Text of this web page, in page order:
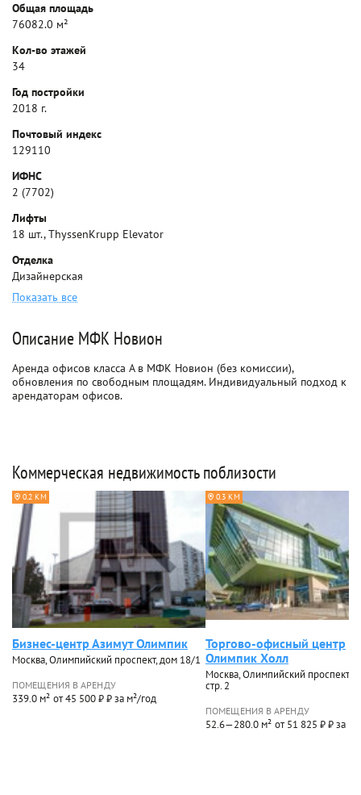
Общая площадь
76082.0 м²
Кол-во этажей
34
Год постройки
2018 г.
Почтовый индекс
129110
ИФНС
2 (7702)
Лифты
18 шт., ThyssenKrupp Elevator
Отделка
Дизайнерская
Показать все
Описание МФК Новион
Аренда офисов класса A в МФК Новион (без комиссии),
обновления по свободным площадям. Индивидуальный подход к
арендаторам офисов.
Коммерческая недвижимость поблизости
0.2 КМ
Бизнес-центр Азимут Олимпик
Москва, Олимпийский проспект, дом 18/1
ПОМЕЩЕНИЯ В АРЕНДУ
339.0 м² от 45 500 ₽ ₽ за м²/год
0.3 КМ
Торгово-офисный центр
Олимпик Холл
Москва, Олимпийский проспект,
стр. 2
ПОМЕЩЕНИЯ В АРЕНДУ
52.6—280.0 м² от 51 825 ₽ ₽ за